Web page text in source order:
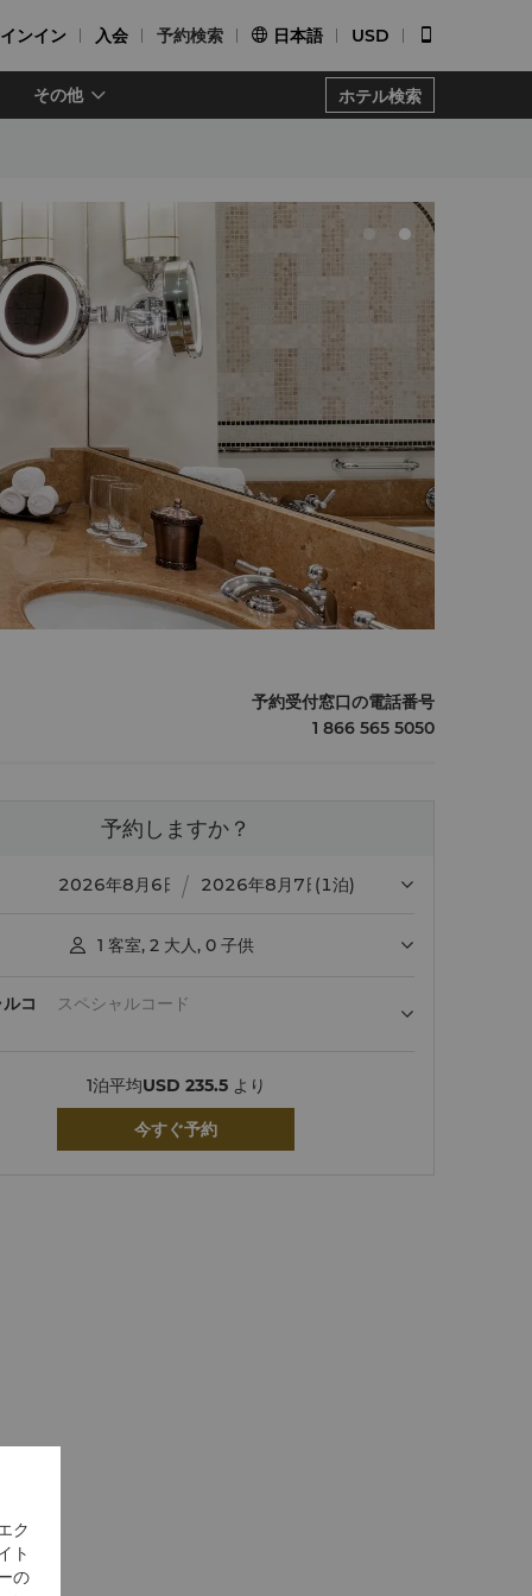
ンイン 入会 予約検索  日本語 USD
その他 ホテル検索
予約受付窓口の電話番号
1 866 565 5050
予約しますか？
(1泊)
 1 客室, 2 大人 , 0 子供
コ
1泊平均USD 235.5より
今すぐ予約
ク
ト
の